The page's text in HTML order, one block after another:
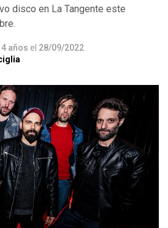
disco en La Tangente este
4 años el 28/09/2022